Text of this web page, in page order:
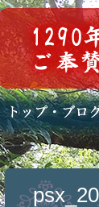
トップページ
ブログ(日々八百
お知らせ一覧